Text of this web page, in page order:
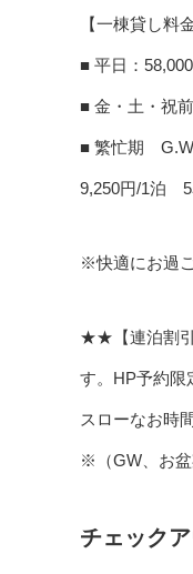
【一棟貸し料
■ 平日：
■ 金・土・祝
■ 繁忙期 G.W
9,250円/1泊 5
※快適にお過
★★【連泊割引
す。HP予約限
スローなお時
※（GW、お盆
チェック